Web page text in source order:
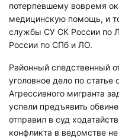
потерпевшему вовремя
медицинскую помощь, и
службы СУ СК России по
России по СПб и ЛО.
Районный следственный
уголовное дело по статье
Агрессивного мигранта
успели предъявить
отправил в суд
конфликта в ведомстве